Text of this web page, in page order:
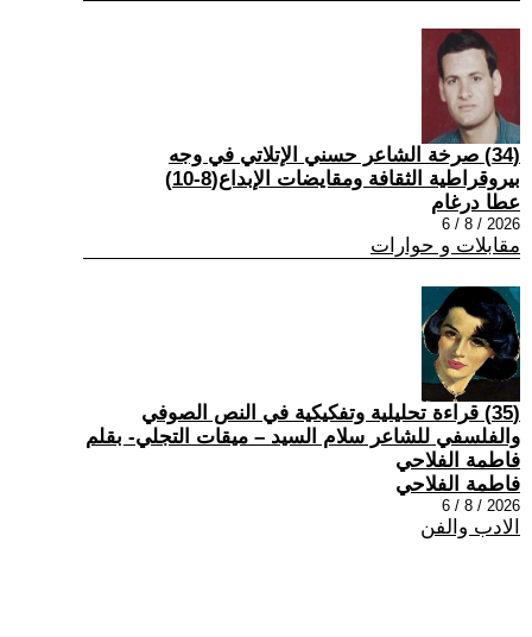
(34) صرخة الشاعر حسني الإتلاتي في وجه
بيروقراطية الثقافة ومقايضات الإبداع(8-10)
عطا درغام
2026 / 8 / 6
مقابلات و حوارات
(35) قراءة تحليلية وتفكيكية في النص الصوفي
والفلسفي للشاعر سلام السيد – ميقات التجلي- بقلم
فاطمة الفلاحي
فاطمة الفلاحي
2026 / 8 / 6
الادب والفن